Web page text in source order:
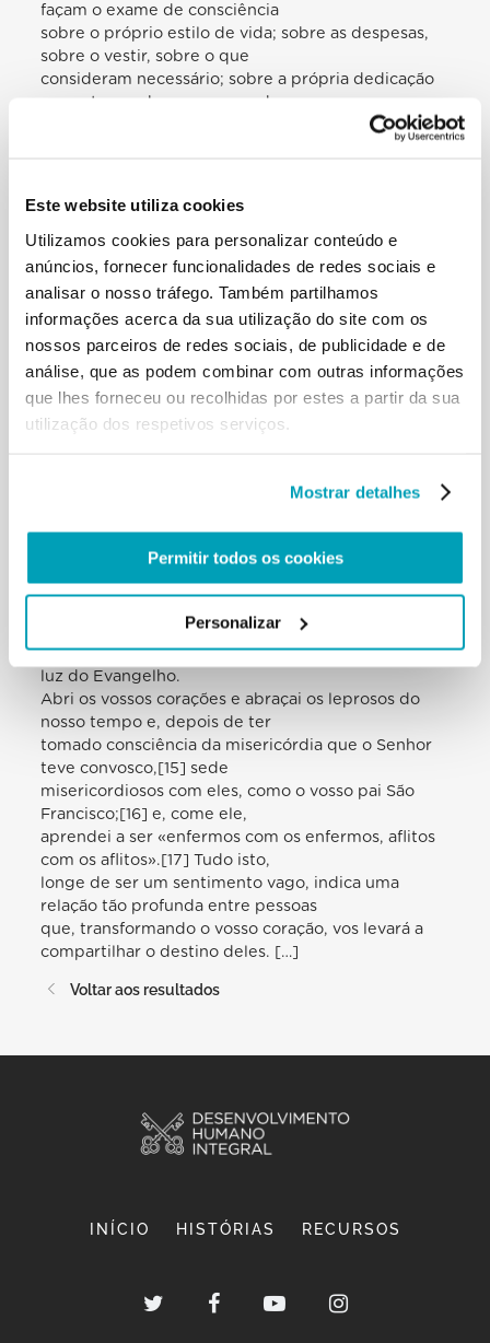
Este website utiliza cookies
Utilizamos cookies para personalizar conteúdo e
anúncios, fornecer funcionalidades de redes sociais e
analisar o nosso tráfego. Também partilhamos
informações acerca da sua utilização do site com os
nossos parceiros de redes sociais, de publicidade e de
análise, que as podem combinar com outras informações
que lhes forneceu ou recolhidas por estes a partir da sua
utilização dos respetivos serviços.
Mostrar detalhes
Permitir todos os cookies
Personalizar
façam o exame de consciência
sobre o próprio estilo de vida; sobre as despesas,
sobre o vestir, sobre o que
consideram necessário; sobre a própria dedicação
aos outros, sobre o escapar do
espírito de cuidar demasiado de si mesmos, até da
façais de um pedestal de
superioridade. Ao contrário, pensai que tudo o que
fazeis por eles é um modo de
admoesta Francisco na Carta a
toda a Ordem: «Nada de vós mesmos retenhais
para vós».[14]Criai um espaço
acolhedor e disponível para que entrem na vossa
vida todos os menores do vosso
nossos parques ou nas estações; os milhares de
adequados, muitos idos
abandonados; as mulheres maltratadas; os
todos os que vivem nas periferias existenciais,
privados de dignidade e também da
luz do Evangelho.
Abri os vossos corações e abraçai os leprosos do
nosso tempo e, depois de ter
tomado consciência da misericórdia que o Senhor
teve convosco,[15] sede
misericordiosos com eles, como o vosso pai São
Francisco;[16] e, come ele,
aprendei a ser «enfermos com os enfermos, aflitos
com os aflitos».[17] Tudo isto,
longe de ser um sentimento vago, indica uma
relação tão profunda entre pessoas
que, transformando o vosso coração, vos levará a
compartilhar o destino deles. […]
Voltar aos resultados
INÍCIO HISTÓRIAS RECURSOS